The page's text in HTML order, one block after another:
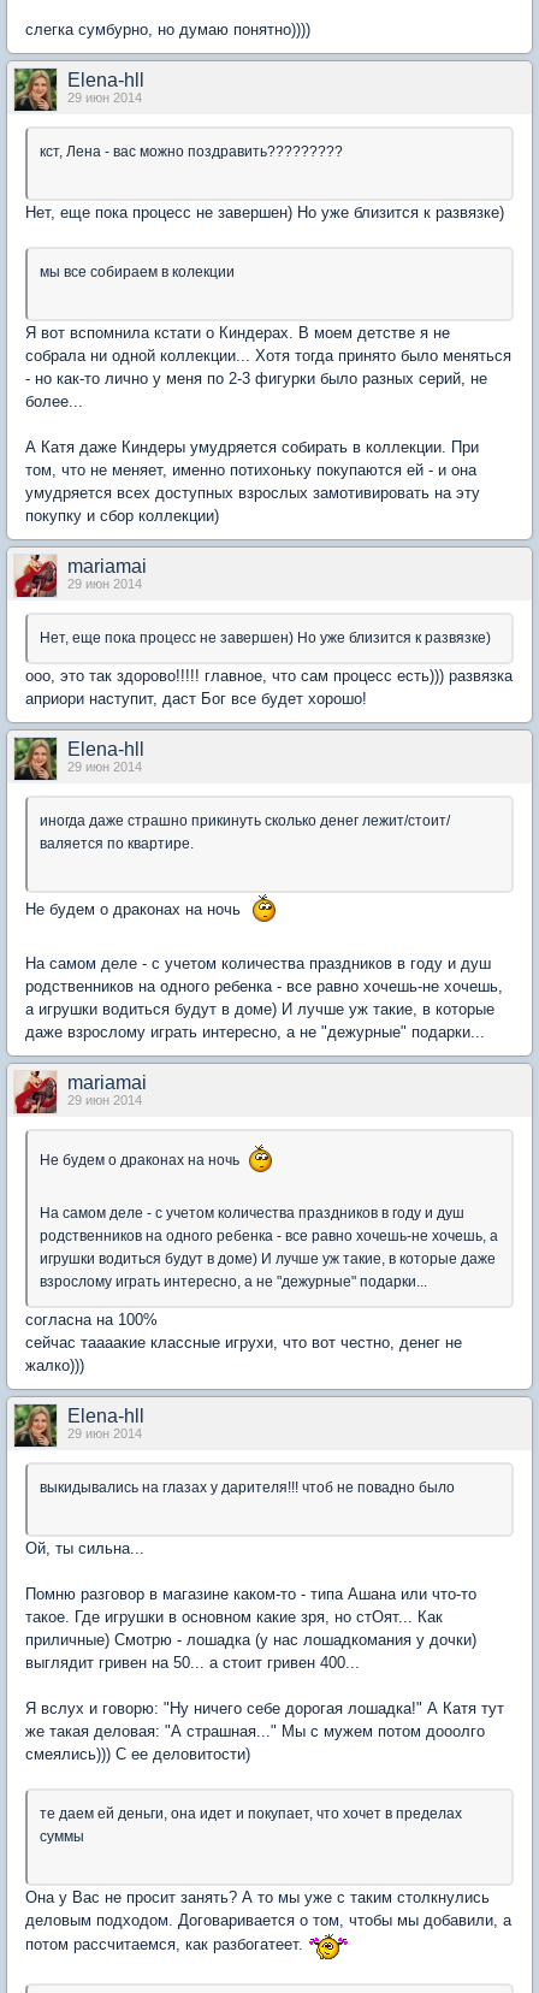
слегка сумбурно, но думаю понятно))))
Elena-hll
29 июн 2014
кст, Лена - вас можно поздравить?????????
Нет, еще пока процесс не завершен) Но уже близится к развязке)
мы все собираем в колекции
Я вот вспомнила кстати о Киндерах. В моем детстве я не
собрала ни одной коллекции... Хотя тогда принято было меняться
- но как-то лично у меня по 2-3 фигурки было разных серий, не
более...
А Катя даже Киндеры умудряется собирать в коллекции. При
том, что не меняет, именно потихоньку покупаются ей - и она
умудряется всех доступных взрослых замотивировать на эту
покупку и сбор коллекции)
mariamai
29 июн 2014
Нет, еще пока процесс не завершен) Но уже близится к развязке)
ооо, это так здорово!!!!! главное, что сам процесс есть))) развязка
априори наступит, даст Бог все будет хорошо!
Elena-hll
29 июн 2014
иногда даже страшно прикинуть сколько денег лежит/стоит/
валяется по квартире.
Не будем о драконах на ночь
На самом деле - с учетом количества праздников в году и душ
родственников на одного ребенка - все равно хочешь-не хочешь,
а игрушки водиться будут в доме) И лучше уж такие, в которые
даже взрослому играть интересно, а не "дежурные" подарки...
mariamai
29 июн 2014
Не будем о драконах на ночь
На самом деле - с учетом количества праздников в году и душ
родственников на одного ребенка - все равно хочешь-не хочешь, а
игрушки водиться будут в доме) И лучше уж такие, в которые даже
взрослому играть интересно, а не "дежурные" подарки...
согласна на 100%
сейчас таааакие классные игрухи, что вот честно, денег не
жалко)))
Elena-hll
29 июн 2014
выкидывались на глазах у дарителя!!! чтоб не повадно было
Ой, ты сильна...
Помню разговор в магазине каком-то - типа Ашана или что-то
такое. Где игрушки в основном какие зря, но стОят... Как
приличные) Смотрю - лошадка (у нас лошадкомания у дочки)
выглядит гривен на 50... а стоит гривен 400...
Я вслух и говорю: "Ну ничего себе дорогая лошадка!" А Катя тут
же такая деловая: "А страшная..." Мы с мужем потом дооолго
смеялись))) С ее деловитости)
те даем ей деньги, она идет и покупает, что хочет в пределах
суммы
Она у Вас не просит занять? А то мы уже с таким столкнулись
деловым подходом. Договаривается о том, чтобы мы добавили, а
потом рассчитаемся, как разбогатеет.